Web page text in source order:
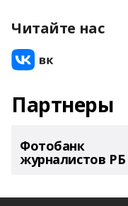
Читайте нас
Партнеры
Фотобанк
журналистов РБ